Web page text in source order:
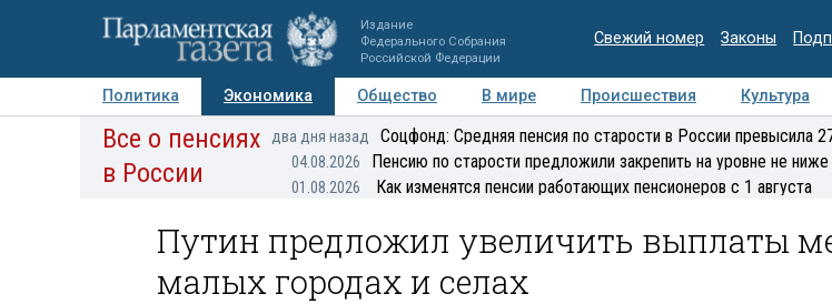
Издание
Федерального Собрания
Российской Федерации
Свежий номер Законы
Политика Экономика Общество В мире Происшествия Культура
Авторы Персоны Мнения Регионы Медиацентр Интервью
Все о пенсиях
в России
два дня назад Соцфонд: Средняя пенсия по старости в России превысила
04.08.2026 Пенсию по старости предложили закрепить на уровне не ниже
01.08.2026 Как изменятся пенсии работающих пенсионеров с 1 августа
Путин предложил увеличить выплаты
малых городах и селах